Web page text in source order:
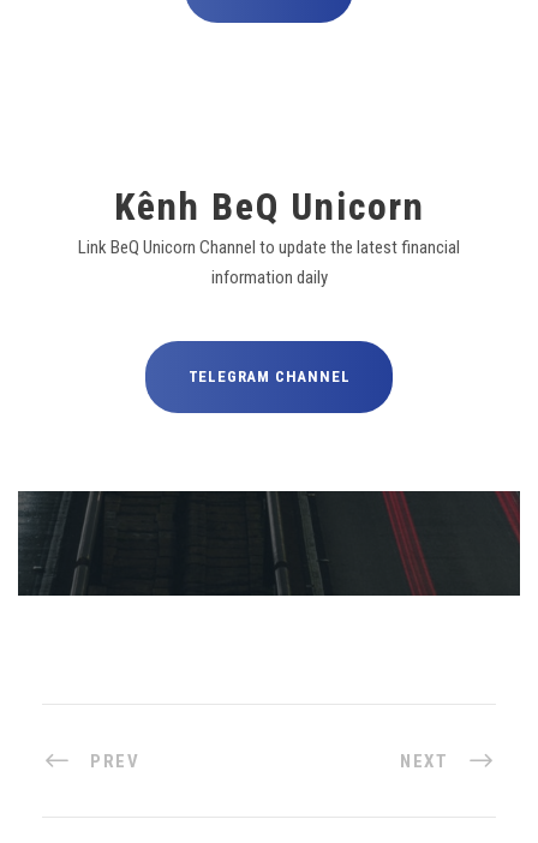
Kênh BeQ Unicorn
Link BeQ Unicorn Channel to update the latest financial
information daily
TELEGRAM CHANNEL
PREV NEXT